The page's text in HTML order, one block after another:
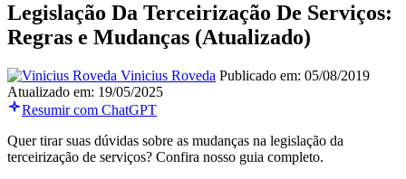
Legislação Da Terceirização De Serviços:
Regras e Mudanças (Atualizado)
Vinicius Roveda Publicado em: 05/08/2019
Atualizado em: 19/05/2025
Resumir com ChatGPT
Quer tirar suas dúvidas sobre as mudanças na legislação da
terceirização de serviços? Confira nosso guia completo.